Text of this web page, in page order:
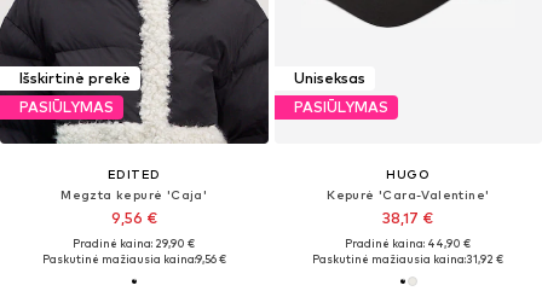
Išskirtinė prekė
PASIŪLYMAS
EDITED
Megzta kepurė 'Caja'
9,56 €
Pradinė kaina: 29,90 €
Paskutinė mažiausia kaina:9,56 €
Uniseksas
PASIŪLYMAS
HUGO
Kepurė 'Cara-Valentine'
38,17 €
Pradinė kaina: 44,90 €
Paskutinė mažiausia kaina:31,92 €